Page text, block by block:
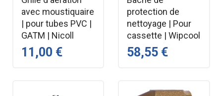
avec moustiquaire
| pour tubes PVC |
GATM | Nicoll
11,00 €
protection de
nettoyage | Pour
cassette | Wipcool
58,55 €